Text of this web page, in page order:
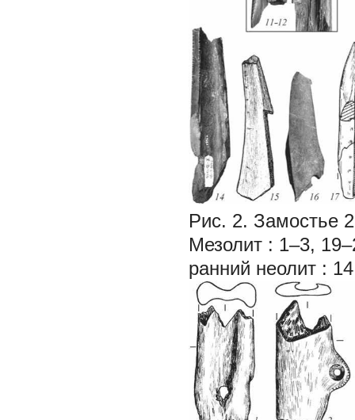
Рис. 2. Замостье
Мезолит : 1–3,
ранний неолит :